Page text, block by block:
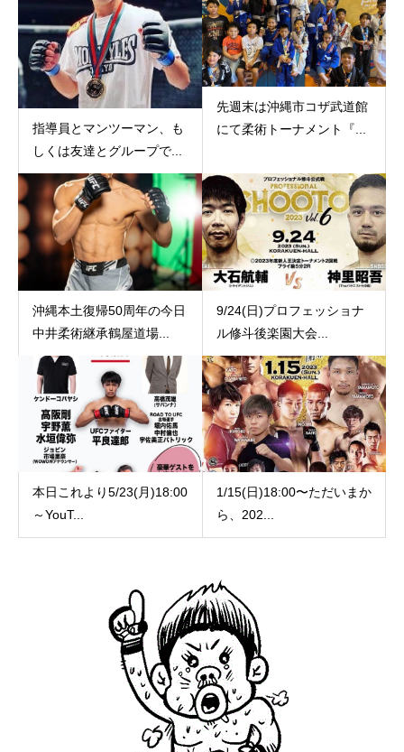
指導員とマンツーマン、も
しくは友達とグループで...
先週末は沖縄市コザ武道館
にて柔術トーナメント『...
沖縄本土復帰50周年の今日
中井柔術継承鶴屋道場...
9/24(日)プロフェッショナ
ル修斗後楽園大会...
本日これより5/23(月)18:00
～YouT...
1/15(日)18:00〜ただいまか
ら、202...